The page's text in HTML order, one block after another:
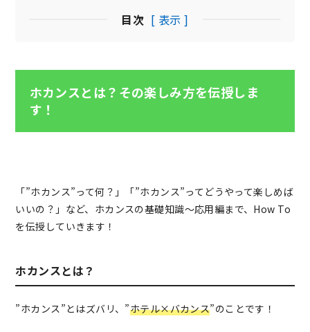
目次 [ 表示 ]
ホカンスとは？その楽しみ方を伝授しま
す！
「”ホカンス”って何？」「”ホカンス”ってどうやって楽しめば
いいの？」など、ホカンスの基礎知識〜応用編まで、How To
を伝授していきます！
ホカンスとは？
”ホカンス”とはズバリ、”ホテル×バカンス”のことです！